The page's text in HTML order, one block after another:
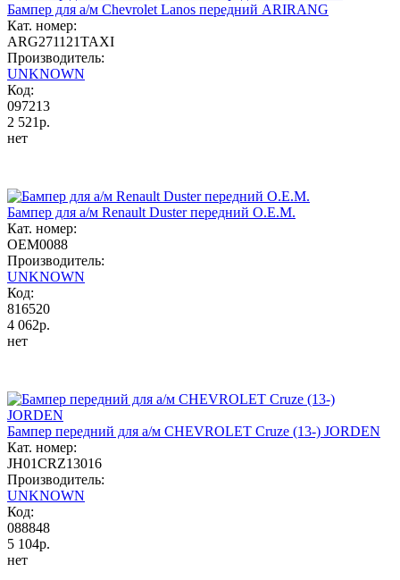
Бампер для а/м Chevrolet Lanos передний ARIRANG
Кат. номер:
ARG271121TAXI
Производитель:
UNKNOWN
Код:
097213
2 521р.
нет
Бампер для а/м Renault Duster передний O.E.M.
Кат. номер:
OEM0088
Производитель:
UNKNOWN
Код:
816520
4 062р.
нет
Бампер передний для а/м CHEVROLET Cruze (13-) JORDEN
Кат. номер:
JH01CRZ13016
Производитель:
UNKNOWN
Код:
088848
5 104р.
нет